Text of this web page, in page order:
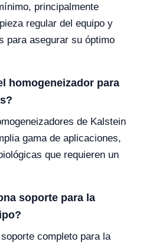
principalmente
regular del equipo y
para asegurar su óptimo
homogeneizador para
de Kalstein
gama de aplicaciones,
que requieren un
soporte para la
completo para la